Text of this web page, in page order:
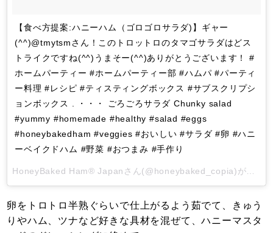
【食べ方提案:ハニーハム（ゴロゴロサラダ)】ギャー
(^^)@tmytsmさん！このトロットロのタマゴサラダはどス
トライクですね(^^)うまそー(^^)ありがとうございます！ #
ホームパーティー #ホームパーティー部 #ハムパ #パーティ
ー料理 #レシピ #ティスティングボックス #サブスクリプシ
ョンボックス . ・・・ ごろごろサラダ Chunky salad
#yummy #homemade #healthy #salad #eggs
#honeybakedham #veggies #おいしい #サラダ #卵 #ハニ
ーベイクドハム #野菜 #おつまみ #手作り
HoneyBaked Ham®︎ Japan さん(@honeybaked_copia)がシェアした投稿 -
卵をトロトロ半熟ぐらいで仕上がるよう茹でて、きゅう
りやハム、ツナなど好きな具材を混ぜて、ハニーマスタ